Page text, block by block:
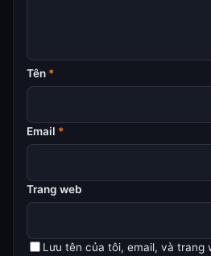
Tên *
Email *
Trang web
Lưu tên của tôi, email, và trang